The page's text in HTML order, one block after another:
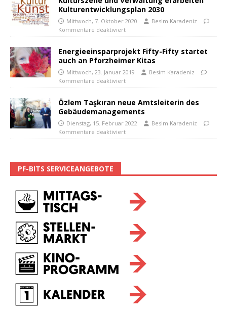
Kulturentwicklungsplan 2030
Mittwoch, 7. Oktober 2020
Besim Karadeniz
Kommentare deaktiviert
Energieeinsparprojekt Fifty-Fifty startet
auch an Pforzheimer Kitas
Mittwoch, 23. Januar 2019
Besim Karadeniz
Kommentare deaktiviert
Özlem Taşkıran neue Amtsleiterin des
Gebäudemanagements
Dienstag, 15. Februar 2022
Besim Karadeniz
Kommentare deaktiviert
PF-BITS SERVICEANGEBOTE